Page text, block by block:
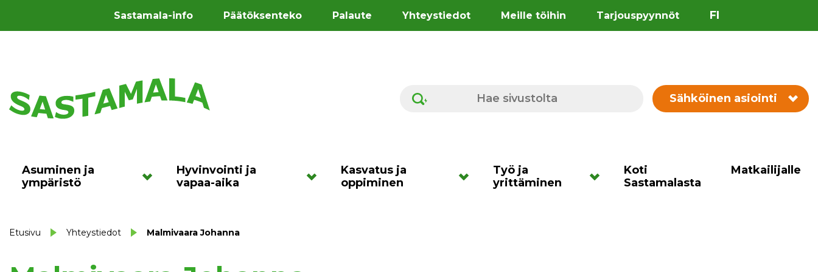
Sastamala-info Päätöksenteko Palaute Yhteystiedot Meille töihin Tarjouspyynnöt FI
Hae sivustolta Sähköinen asiointi
Asuminen ja
ympäristö
Hyvinvointi ja
vapaa-aika
Kasvatus ja
oppiminen
Työ ja
yrittäminen
Koti
Sastamalasta
Matkailijalle
Etusivu Yhteystiedot Malmivaara Johanna